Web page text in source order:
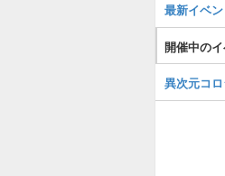
最新イベ
開催中の
異次元コ